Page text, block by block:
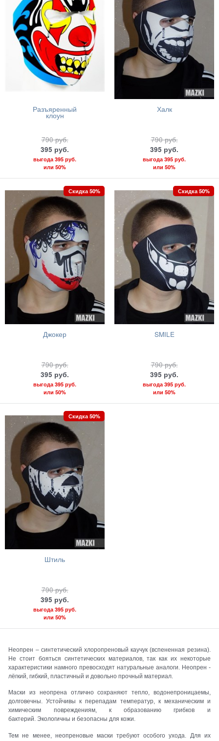
Разъяренный
клоун
790 руб.
395 руб.
выгода395 руб.
или 50%
Халк
790 руб.
395 руб.
выгода395 руб.
или 50%
Джокер
790 руб.
395 руб.
выгода395 руб.
или 50%
Скидка 50%
SMILE
790 руб.
395 руб.
выгода395 руб.
или 50%
Скидка 50%
Штиль
790 руб.
395 руб.
выгода395 руб.
или 50%
Скидка 50%
Неопрен – синтетический хлоропреновый каучук (вспененная резина).
Не стоит бояться синтетических материалов, так как их некоторые
характеристики намного превосходят натуральные аналоги. Неопрен -
лёгкий, гибкий, пластичный и довольно прочный материал.
Маски из неопрена отлично сохраняют тепло, водонепроницаемы,
долговечны. Устойчивы к перепадам температур, к механическим и
химическим повреждениям, к образованию грибков и
бактерий. Экологичны и безопасны для кожи.
Тем не менее, неопреновые маски требуют особого ухода. Для их